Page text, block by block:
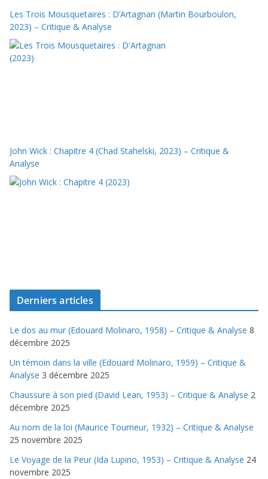
Les Trois Mousquetaires : D’Artagnan (Martin Bourboulon,
2023) – Critique & Analyse
John Wick : Chapitre 4 (Chad Stahelski, 2023) – Critique &
Analyse
Derniers articles
Le dos au mur (Edouard Molinaro, 1958) – Critique & Analyse 8
décembre 2025
Un témoin dans la ville (Edouard Molinaro, 1959) – Critique &
Analyse 3 décembre 2025
Chaussure à son pied (David Lean, 1953) – Critique & Analyse 2
décembre 2025
Au nom de la loi (Maurice Tourneur, 1932) – Critique & Analyse
25 novembre 2025
Le Voyage de la Peur (Ida Lupino, 1953) – Critique & Analyse 24
novembre 2025